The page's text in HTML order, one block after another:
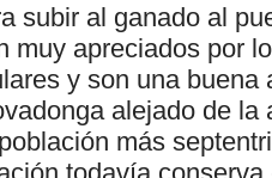
subir al ganado al
muy apreciados por
y son una buena
alejado de la
más